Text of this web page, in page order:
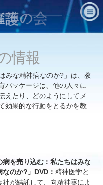
情報
みな精神病なのか?」は、教
パッケージは、他の人々に
えたり、どのようにしてメ
効果的な行動をとるかを教
病を売り込む：私たちはみな
なのか?」 DVD：精神医学と
社が結託して、向精神薬によ